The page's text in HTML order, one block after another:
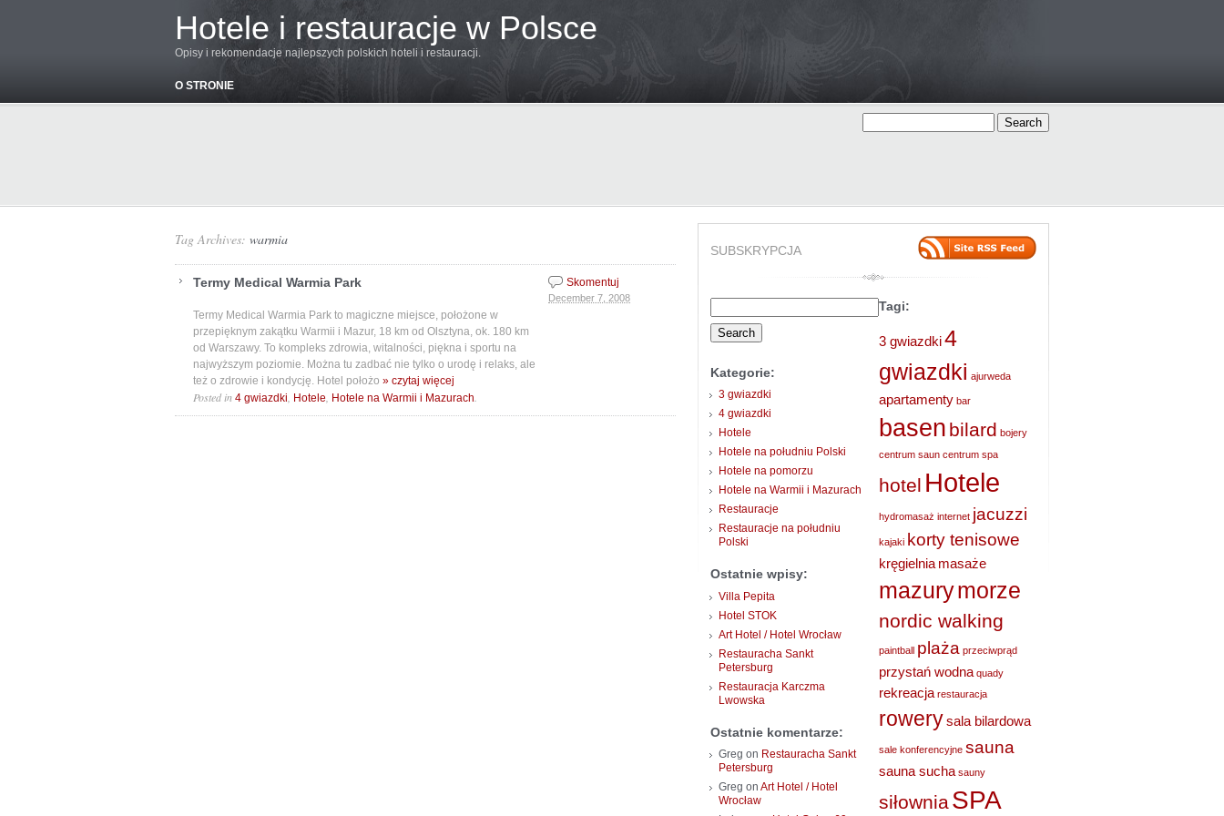
Hotele i restauracje w Polsce
Opisy i rekomendacje najlepszych polskich hoteli i restauracji.
O STRONIE
Tag Archives: warmia
Termy Medical Warmia Park
December 7, 2008
Termy Medical Warmia Park to magiczne miejsce, położone w
przepięknym zakątku Warmii i Mazur, 18 km od Olsztyna, ok. 180 km
od Warszawy. To kompleks zdrowia, witalności, piękna i sportu na
najwyższym poziomie. Można tu zadbać nie tylko o urodę i relaks, ale
też o zdrowie i kondycję. Hotel położo » czytaj więcej
Posted in 4 gwiazdki Hotele Hotele na Warmii i Mazurach
Skomentuj
SUBSKRYPCJA
for:
Kategorie:
3 gwiazdki
4 gwiazdki
Hotele
Hotele na południu Polski
Hotele na pomorzu
Hotele na Warmii i Mazurach
Restauracje
Restauracje na południu
Polski
Ostatnie wpisy:
Villa Pepita
Hotel STOK
Art Hotel / Hotel Wrocław
Restauracha Sankt
Petersburg
Restauracja Karczma
Lwowska
Ostatnie komentarze:
Greg on Restauracha Sankt
Petersburg
Greg on Art Hotel / Hotel
Wrocław
Tagi:
3 gwiazdki4
gwiazdki ajurweda
apartamenty bar
basen bilard bojery
centrum saun centrum spa
hotel Hotele
hydromasaż internet jacuzzi
kajaki korty tenisowe
kręgielnia masaże
mazurymorze
nordic walking
paintball plaża przeciwprąd
przystań wodna quady
rekreacja restauracja
rowerysala bilardowa
sale konferencyjne sauna
sauna sucha sauny
siłowniaSPA